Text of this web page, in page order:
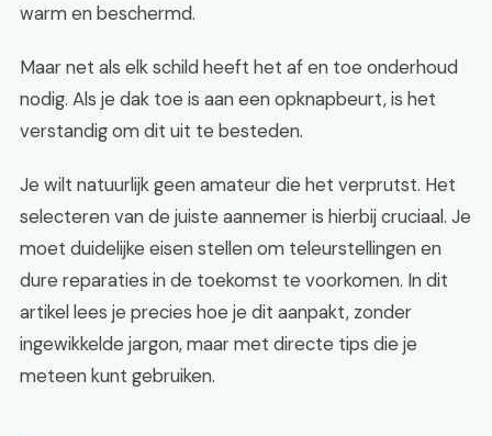
warm en beschermd.
Maar net als elk schild heeft het af en toe onderhoud
nodig. Als je dak toe is aan een opknapbeurt, is het
verstandig om dit uit te besteden.
Je wilt natuurlijk geen amateur die het verprutst. Het
selecteren van de juiste aannemer is hierbij cruciaal. Je
moet duidelijke eisen stellen om teleurstellingen en
dure reparaties in de toekomst te voorkomen. In dit
artikel lees je precies hoe je dit aanpakt, zonder
ingewikkelde jargon, maar met directe tips die je
meteen kunt gebruiken.